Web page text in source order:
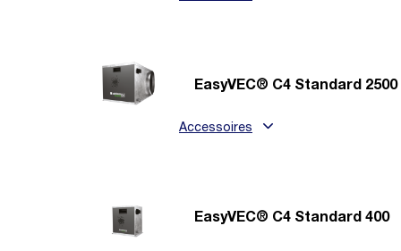
EasyVEC® C4 Standard
Accessoires
EasyVEC® C4 Standard 400